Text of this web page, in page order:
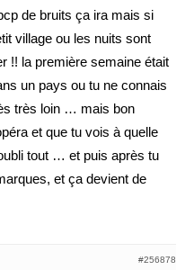
de bruits ça ira mais si
village ou les nuits sont
!! la première semaine était
un pays ou tu ne connais
très loin … mais bon
et que tu vois à quelle
tout … et puis après tu
et ça devient de
#256878